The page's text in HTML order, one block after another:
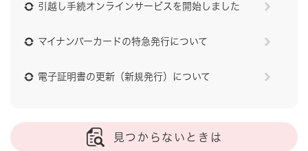
引越し手続オンラインサービスを開始しました
マイナンバーカードの特急発行について
電子証明書の更新（新規発行）について
見つからないときは